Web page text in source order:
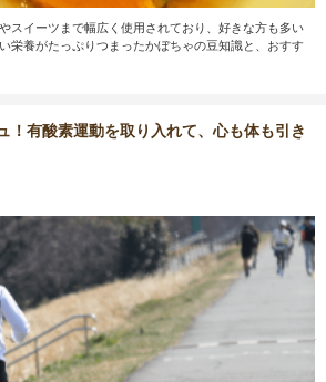
スイーツまで幅広く使用されており、好きな方も多い
栄養がたっぷりつまったかぼちゃの豆知識と、おすす
！有酸素運動を取り入れて、心も体も引き